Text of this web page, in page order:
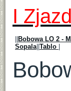
I
Bobowa LO 2 -
Sopala|| Tablo